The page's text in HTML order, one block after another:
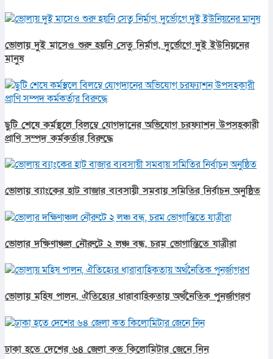
ভোলায় দুই মাসেও শুরু হয়নি সেতু নির্মাণ, দুর্ভোগে দুই ইউনিয়নের
মানুষ
ছুটি শেষে কর্মস্থলে বিলম্বে যোগদানের অভিযোগ চরফ্যাশন উপসহকারী
প্রাণি সম্পদ কর্মকর্তার বিরুদ্ধে
ভোলায় ব্যাংকের হাট বাজার ব্যবসায়ী সমবায় সমিতির নির্বাচন অনুষ্ঠিত
ভোলার দক্ষিণাঞ্চল নৌরুটে ২ লঞ্চ বন্ধ, চরম ভোগান্তিতে যাত্রীরা
ভোলায় মহিষ পালন, ঐতিহ্যের ধারাবাহিকতায় অর্থনৈতিক পুনর্জাগরণ
ঢাকা হতে দেশের ৬৪ জেলা কত কিলোমিটার জেনে নিন